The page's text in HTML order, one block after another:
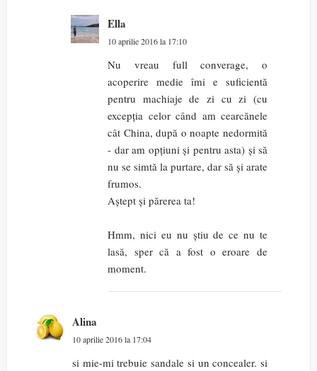
Ella
10 aprilie 2016 la 17:10
Nu vreau full converage, o
acoperire medie îmi e suficientă
pentru machiaje de zi cu zi (cu
excepția celor când am cearcănele
cât China, după o noapte nedormită
- dar am opțiuni și pentru asta) și să
nu se simtă la purtare, dar să și arate
frumos.
Aștept și părerea ta!
Hmm, nici eu nu știu de ce nu te
lasă, sper că a fost o eroare de
moment.
Alina
10 aprilie 2016 la 17:04
si mie-mi trebuie sandale si un concealer. si